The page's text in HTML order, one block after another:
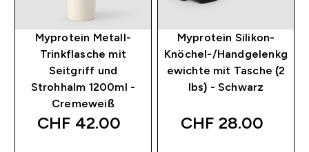
Myprotein Metall-
Trinkflasche mit
Seitgriff und
Strohhalm 1200ml -
Cremeweiß
CHF 42.00‎
Myprotein Silikon-
Knöchel-/Handgelenkg
ewichte mit Tasche (2
lbs) - Schwarz
CHF 28.00‎